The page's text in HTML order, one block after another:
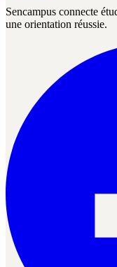
Sencampus connecte
une orientation réussie.